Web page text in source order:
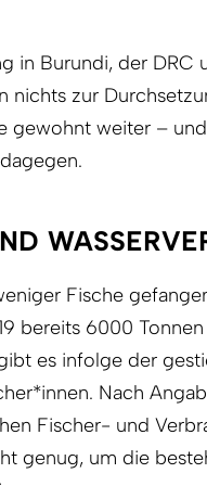
in Burundi, der DRC
nichts zur
gewohnt weiter –
Fische
bereits 6000
es infolge der
Nach
Fischer- und
genug, um die